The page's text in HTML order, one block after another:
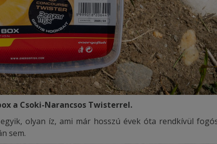
a Csoki-Narancsos Twisterrel.
olyan íz, ami már hosszú évek óta rendkívül
sem.